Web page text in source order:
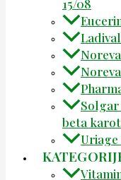
15/08
Solgar
beta
Uriage